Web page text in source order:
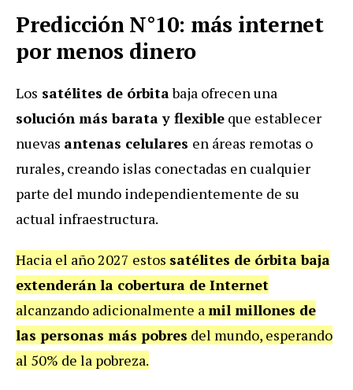
Predicción N°10: más internet
por menos dinero
Los satélites de órbitabaja ofrecen una
solución más barata y flexible que establecer
nuevas antenas celulares en áreas remotas o
rurales, creando islas conectadas en cualquier
parte del mundo independientemente de su
actual infraestructura.
Hacia el año 2027 estos satélites de órbita baja
extenderán la cobertura de Internet
alcanzando adicionalmente amil millones de
las personas más pobres del mundo, esperando
al 50% de la pobreza.